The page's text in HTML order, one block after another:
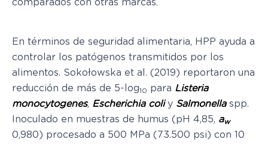
comparados con otras marcas.
En términos de seguridad alimentaria, HPP ayuda a
controlar los patógenos transmitidos por los
alimentos. Sokołowska et al. (2019) reportaron una
reducción de más de 5-log10 para Listeria
monocytogenes, Escherichia coliy Salmonellaspp.
Inoculado en muestras de humus (pH 4,85, aw
0,980) procesado a 500 MPa (73.500 psi) con 10